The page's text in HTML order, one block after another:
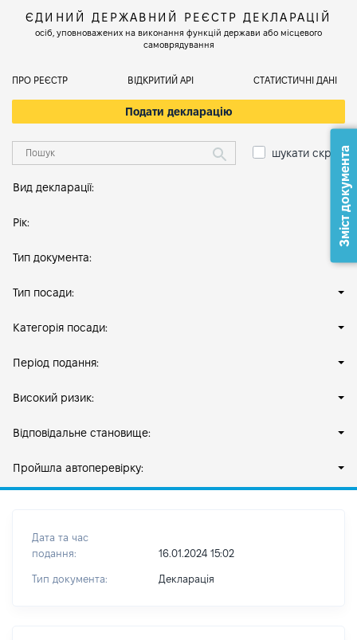
ЄДИНИЙ ДЕРЖАВНИЙ РЕЄСТР ДЕКЛАРАЦІЙ
осіб, уповноважених на виконання функцій держави або місцевого
самоврядування
ПРО РЕЄСТР ВІДКРИТИЙ АРІ СТАТИСТИЧНІ ДАНІ
Подати декларацію
шукати скрізь
Вид декларації:
Рік:
Тип документа:
Тип посади:
Категорія посади:
Період подання:
Високий ризик:
Відповідальне становище:
Пройшла автоперевірку:
Дата та час
подання:
16.01.2024 15:02
Тип документа: Декларація
Зміст документа